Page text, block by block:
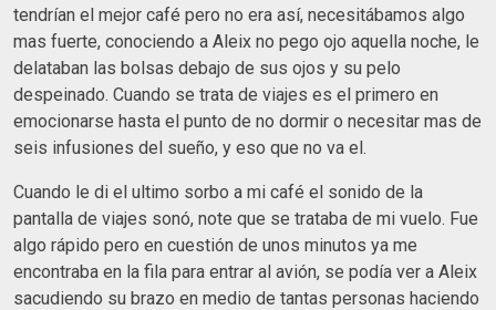
tendrían el mejor café pero no era así, necesitábamos algo
mas fuerte, conociendo a Aleix no pego ojo aquella noche, le
delataban las bolsas debajo de sus ojos y su pelo
despeinado. Cuando se trata de viajes es el primero en
emocionarse hasta el punto de no dormir o necesitar mas de
seis infusiones del sueño, y eso que no va el.
Cuando le di el ultimo sorbo a mi café el sonido de la
pantalla de viajes sonó, note que se trataba de mi vuelo. Fue
algo rápido pero en cuestión de unos minutos ya me
encontraba en la fila para entrar al avión, se podía ver a Aleix
sacudiendo su brazo en medio de tantas personas haciendo